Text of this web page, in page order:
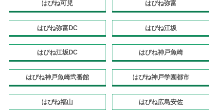
はぴね可児 はぴね弥富
はぴね弥富DC はぴね江坂
はぴね江坂DC はぴね神戸魚崎
はぴね神戸魚崎弐番館 はぴね神戸学園都市
はぴね福山 はぴね広島安佐